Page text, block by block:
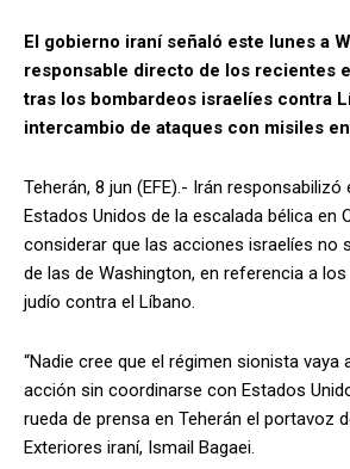
El gobierno iraní señaló este lunes a
responsable directo de los recientes
tras los bombardeos israelíes contra
intercambio de ataques con misiles
Teherán, 8 jun (EFE).- Irán responsabilizó
Estados Unidos de la escalada bélica en
considerar que las acciones israelíes no
de las de Washington, en referencia a
judío contra el Líbano.
“Nadie cree que el régimen sionista vaya
acción sin coordinarse con Estados
rueda de prensa en Teherán el portavoz
Exteriores iraní, Ismail Bagaei.